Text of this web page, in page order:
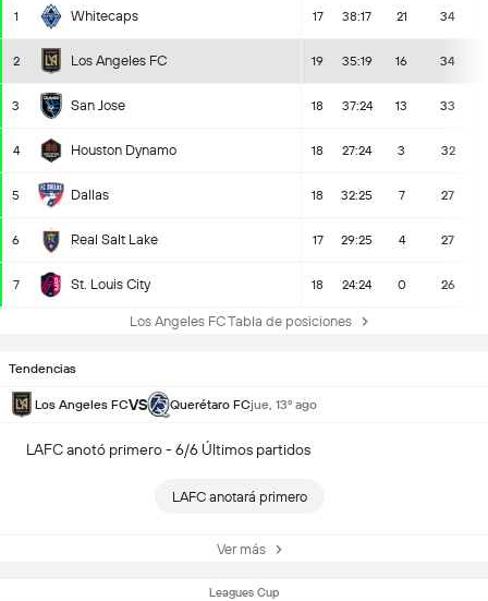
1 Whitecaps 17 38:17 21 34
2 Los Angeles FC 19 35:19 16 34
3 San Jose 18 37:24 13 33
4 Houston Dynamo 18 27:24 3 32
5 Dallas 18 32:25 7 27
6 Real Salt Lake 17 29:25 4 27
7 St. Louis City 18 24:24 0 26
Los Angeles FC Tabla de posiciones
Tendencias
Los Angeles FCVS Querétaro FCjue, 13º ago
LAFC anotó primero - 6/6 Últimos partidos
LAFC anotará primero
Ver más
Leagues Cup